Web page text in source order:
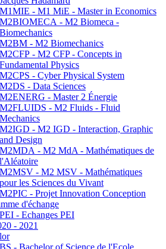
M1MIE - M1 MiE - Master in Economics
M2BIOMECA - M2 Biomeca -
Biomechanics
M2BM - M2 Biomechanics
M2CFP - M2 CFP - Concepts in
Fundamental Physics
M2CPS - Cyber Physical System
M2DS - Data Sciences
M2ENERG - Master 2 Énergie
M2FLUIDS - M2 Fluids - Fluid
Mechanics
M2IGD - M2 IGD - Interaction, Graphic
and Design
M2MDA - M2 MdA - Mathématiques de
l'Aléatoire
M2MSV - M2 MSV - Mathématiques
pour les Sciences du Vivant
M2PIC - Projet Innovation Conception
d'échange
PEI - Echanges PEI
- 2021
BS - Bachelor of Science de l'Ecole